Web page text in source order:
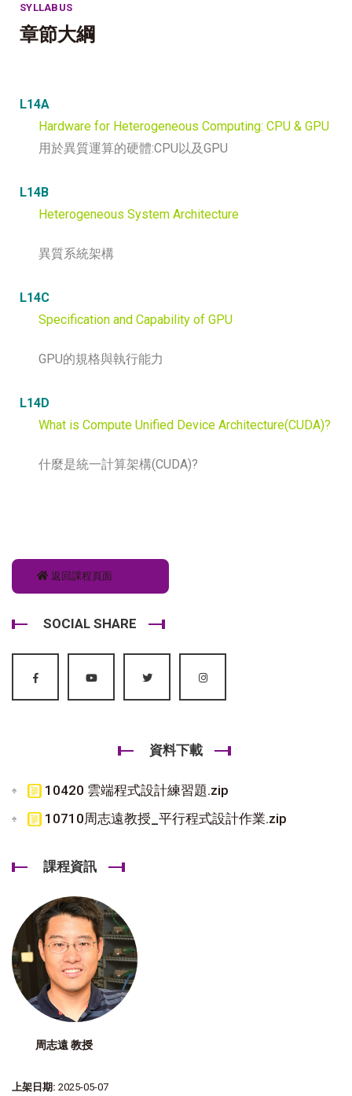
SYLLABUS
章節大綱
L14A
Hardware for Heterogeneous Computing: CPU & GPU
用於異質運算的硬體:CPU以及GPU
L14B
Heterogeneous System Architecture
異質系統架構
L14C
Specification and Capability of GPU
GPU的規格與執行能力
L14D
What is Compute Unified Device Architecture(CUDA)?
什麼是統一計算架構(CUDA)?
返回課程頁面
SOCIAL SHARE
資料下載
10420 雲端程式設計練習題.zip
10710周志遠教授_平行程式設計作業.zip
課程資訊
周志遠 教授
上架日期: 2025-05-07